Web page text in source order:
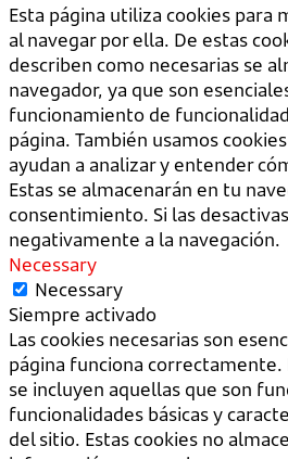
Esta página utiliza cookies para
al navegar por ella. De estas
describen como necesarias se
navegador, ya que son
funcionamiento de
página. También usamos
ayudan a analizar y entender
Estas se almacenarán en tu
consentimiento. Si las
negativamente a la navegación.
Necessary
Necessary
Siempre activado
Las cookies necesarias son
página funciona correctamente.
se incluyen aquellas que son
funcionalidades básicas y
del sitio. Estas cookies no